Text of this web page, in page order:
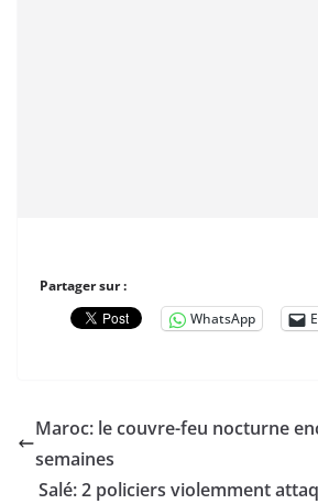
Partager sur :
WhatsApp
Maroc: le couvre-feu nocturne
semaines
Salé: 2 policiers violemment